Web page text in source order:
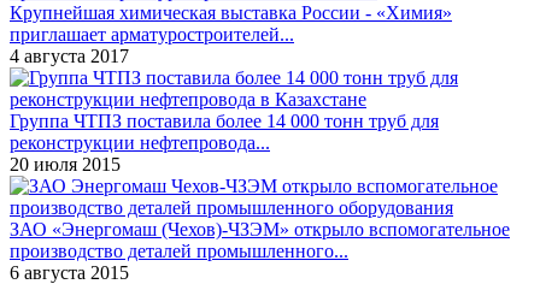
Крупнейшая химическая выставка России - «Химия»
приглашает арматуростроителей...
4 августа 2017
Группа ЧТПЗ поставила более 14 000 тонн труб для
реконструкции нефтепровода...
20 июля 2015
ЗАО «Энергомаш (Чехов)-ЧЗЭМ» открыло вспомогательное
производство деталей промышленного...
6 августа 2015